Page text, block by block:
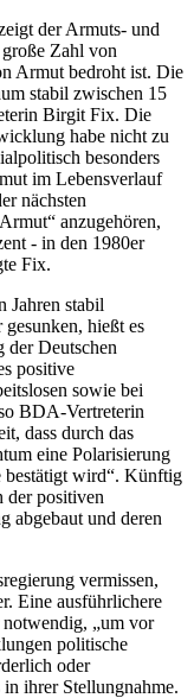
der Armuts- und
Zahl von
Armut bedroht ist. Die
stabil zwischen 15
Birgit Fix. Die
habe nicht zu
besonders
im Lebensverlauf
nächsten
anzugehören,
- in den 1980er
Fix.
Jahren stabil
hießt es
der Deutschen
positive
sowie bei
BDA-Vertreterin
dass durch das
eine Polarisierung
bestätigt wird“. Künftig
der positiven
abgebaut und deren
vermissen,
Eine ausführlichere
„um vor
politische
oder
ihrer Stellungnahme.